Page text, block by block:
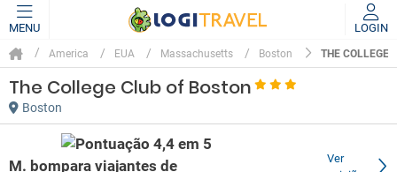
MENU LOGIN
America EUA Massachusetts Boston THE COLLEGE
The College Club of Boston
Boston
M. bom
Ver